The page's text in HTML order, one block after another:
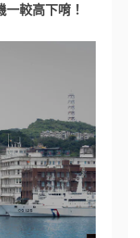
較高下唷！